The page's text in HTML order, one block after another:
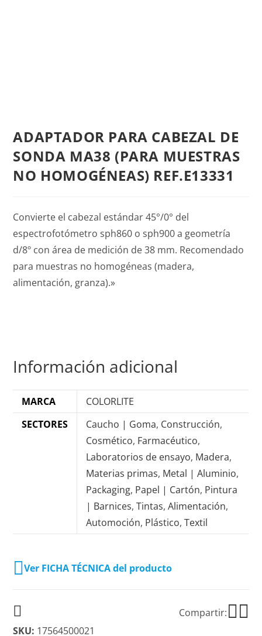
ADAPTADOR PARA CABEZAL DE
SONDA MA38 (PARA MUESTRAS
NO HOMOGÉNEAS) REF.E13331
Convierte el cabezal estándar 45°/0° del
espectrofotómetro sph860 o sph900 a geometría
d/8º con área de medición de 38 mm. Recomendado
para muestras no homogéneas (madera,
alimentación, granza).»
Información adicional
MARCA
COLORLITE
SECTORES
Caucho | Goma, Construcción,
Cosmético, Farmacéutico,
Laboratorios de ensayo, Madera,
Materias primas, Metal | Aluminio,
Packaging, Papel | Cartón, Pintura
| Barnices,Tintas,Alimentación,
Automoción, Plástico,Textil
Ver FICHA TÉCNICA del producto
Compartir:
SKU: 17564500021